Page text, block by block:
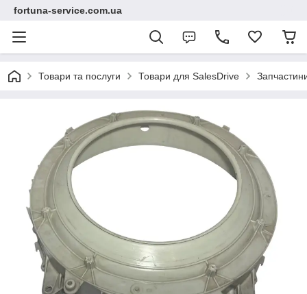
fortuna-service.com.ua
Товари та послуги Товари для SalesDrive